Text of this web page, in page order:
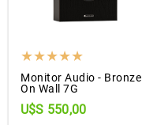
Monitor Audio - Bronze
On Wall 7G
U$S 550,00